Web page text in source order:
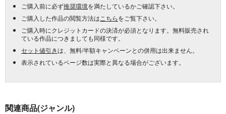
ご購入前に必ず推奨環境を満たしているかご確認下さい。
ご購入した作品の閲覧方法は こちらをご覧下さい。
ご購入時にクレジットカードの決済が必須となります。無料販売され
ている作品につきましても同様です。
セット値引きは、無料/半額キャンペーンとの併用は出来ません。
表示されているページ数は実際と異なる場合がございます。
関連商品(ジャンル)